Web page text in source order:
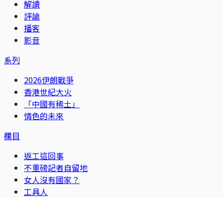
解讀
評論
播客
影音
系列
2026伊朗戰爭
香港世紀大火
「中國有稀土」
情色的未來
欄目
返工這回事
不重磅記者自留地
女人沒有國家？
工具人